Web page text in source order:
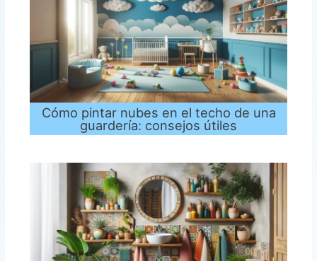
Cómo pintar nubes en el techo de una
guardería: consejos útiles